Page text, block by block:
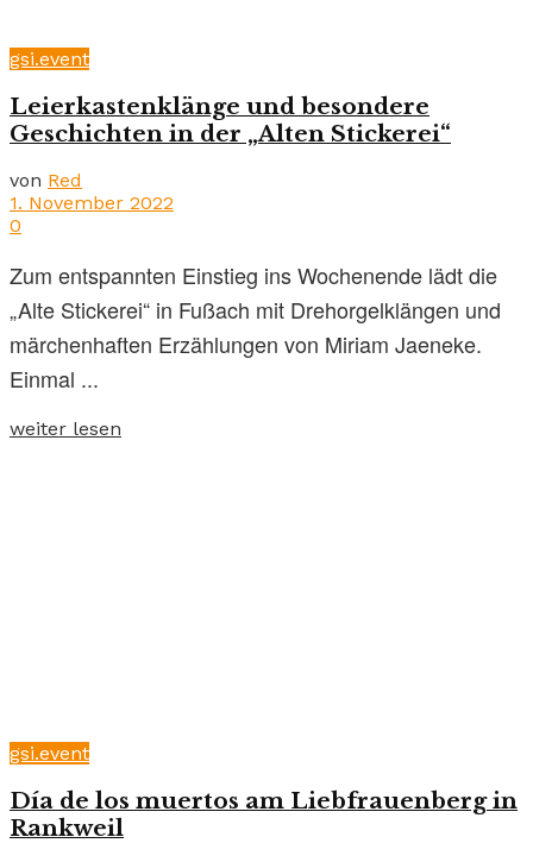
gsi.event
Leierkastenklänge und besondere
Geschichten in der „Alten Stickerei“
von Red
1. November 2022
0
Zum entspannten Einstieg ins Wochenende lädt die
„Alte Stickerei“ in Fußach mit Drehorgelklängen und
märchenhaften Erzählungen von Miriam Jaeneke.
Einmal ...
weiter lesen
gsi.event
Día de los muertos am Liebfrauenberg in
Rankweil